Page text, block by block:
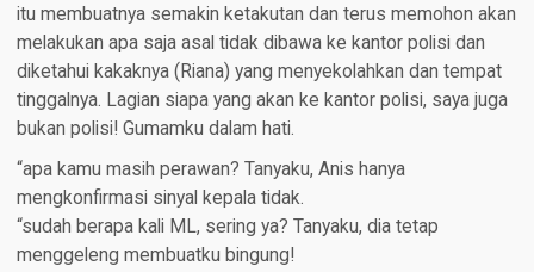
itu membuatnya semakin ketakutan dan terus memohon akan
melakukan apa saja asal tidak dibawa ke kantor polisi dan
diketahui kakaknya (Riana) yang menyekolahkan dan tempat
tinggalnya. Lagian siapa yang akan ke kantor polisi, saya juga
bukan polisi! Gumamku dalam hati.
“apa kamu masih perawan? Tanyaku, Anis hanya
mengkonfirmasi sinyal kepala tidak.
“sudah berapa kali ML, sering ya? Tanyaku, dia tetap
menggeleng membuatku bingung!